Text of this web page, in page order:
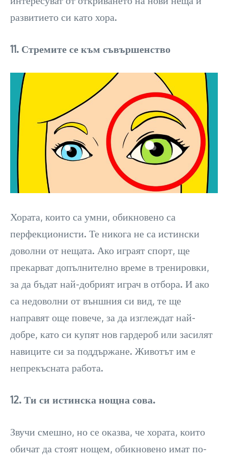
развитието си като хора.
11. Стремите се към съвършенство
Хората, които са умни, обикновено са
перфекционисти. Те никога не са истински
доволни от нещата. Ако играят спорт, ще
прекарват допълнително време в тренировки,
за да бъдат най-добрият играч в отбора. И ако
са недоволни от външния си вид, те ще
направят още повече, за да изглеждат най-
добре, като си купят нов гардероб или засилят
навиците си за поддържане. Животът им е
непрекъсната работа.
12. Ти си истинска нощна сова.
Звучи смешно, но се оказва, че хората, които
обичат да стоят нощем, обикновено имат по-